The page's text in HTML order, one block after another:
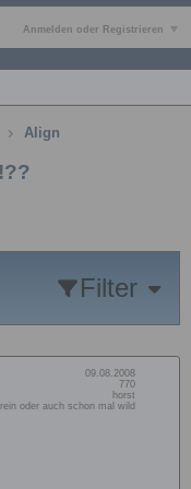
Anmelden oder Registrieren
Align
Filter
09.08.2008
770
horst
oder auch schon mal wild